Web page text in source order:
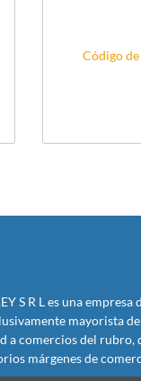
Código
S R L es una empresa
mayorista
a comercios del rubro,
márgenes de